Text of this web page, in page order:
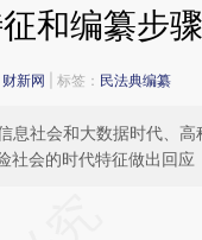
和编纂步骤
财新网 | 标签： 民法典编纂
息社会和大数据时代、
社会的时代特征做出回应